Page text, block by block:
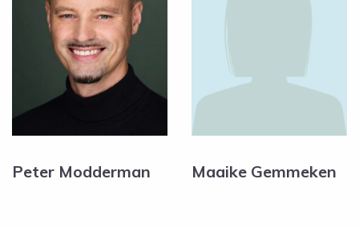
Peter Modderman Maaike Gemmeken